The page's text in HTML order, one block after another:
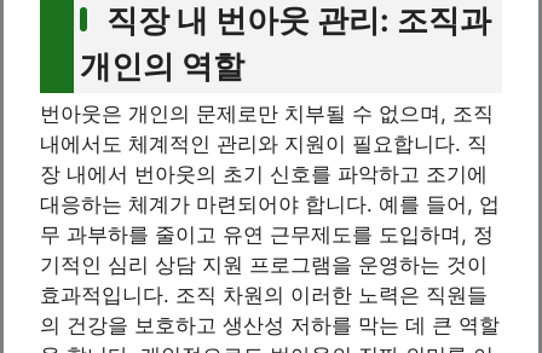
직장 내 번아웃 관리: 조직과
개인의 역할
번아웃은 개인의 문제로만 치부될 수 없으며, 조직
내에서도 체계적인 관리와 지원이 필요합니다. 직
장 내에서 번아웃의 초기 신호를 파악하고 조기에
대응하는 체계가 마련되어야 합니다. 예를 들어, 업
무 과부하를 줄이고 유연 근무제도를 도입하며, 정
기적인 심리 상담 지원 프로그램을 운영하는 것이
효과적입니다. 조직 차원의 이러한 노력은 직원들
의 건강을 보호하고 생산성 저하를 막는 데 큰 역할